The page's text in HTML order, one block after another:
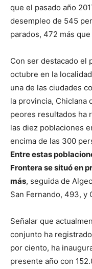
que el pasado año
desempleo de 545
parados, 472 más
Con ser destacado el
octubre en la
una de las ciudades
la provincia, Chiclana
peores resultados ha
las diez poblaciones
encima de las 300
Entre estas
Frontera se situó en
más, seguida de
San Fernando, 493, y
Señalar que
conjunto ha
por ciento, ha
presente año con